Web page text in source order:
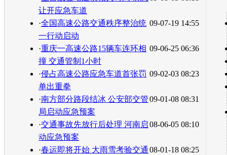
让开应急车道
09-07-19 14:55
·全国高速公路交通秩序整治统
一行动启动
09-06-25 06:36
·重庆一高速公路15辆车连环相
撞 交通管制1小时
09-02-03 08:23
·侵占高速公路应急车道首张罚
单出重拳
09-01-08 08:31
·南方部分路段结冰 公安部交管
局启动应急预案
08-06-05 08:10
·交通事故先放行后处理 河南启
动应急预案
08-01-18 08:25
·春运即将开始 大雨雪考验交通